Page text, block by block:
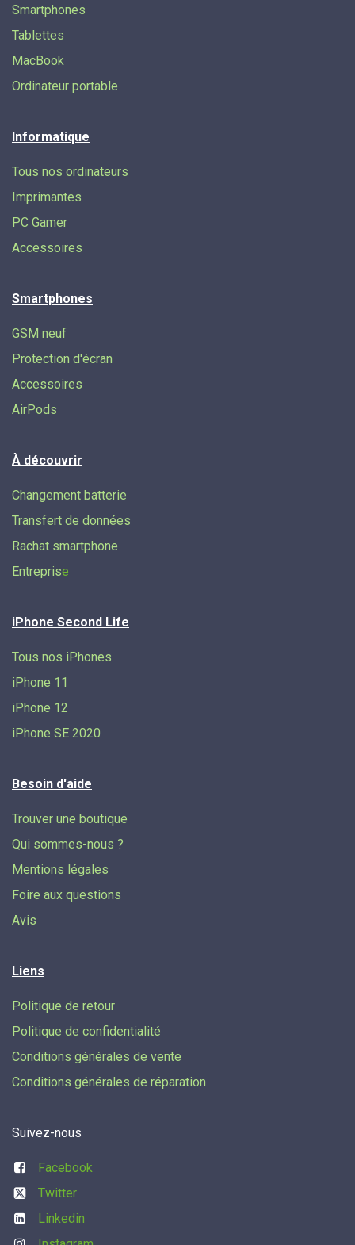
Smartphones
Tablettes
MacBook
Ordinateur portable
Informatique
Tous nos ordinateurs
Imprimantes
PC Gamer
Accessoires
Smartphones
GSM neuf
Protection d'écran
Accessoires
AirPods
À découvrir
Changement batterie
Transfert de données​
Rachat smartphone
Entreprise
iPhone Second Life
Tous nos iPhones
iPhone 11
iPhone 12
iPhone SE 2020
Besoin d'aide
Trouver une boutique
Qui sommes-nous ?
Mentions légales
Foire aux questions
Avis
Liens
Politique de retour
Politique de confidentialité
Conditions générales de vente
Conditions générales de réparation
Suivez-nous
Facebook
Twitter
Linkedin